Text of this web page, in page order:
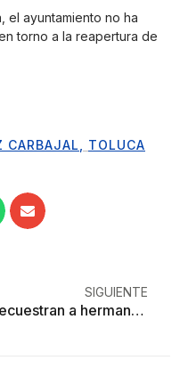
el ayuntamiento no ha
torno a la reapertura de
CARBAJAL, TOLUCA
SIGUIENTE
Secuestran a hermana de alcalde de Ixtapan de la Sal; develan trama de venganzas